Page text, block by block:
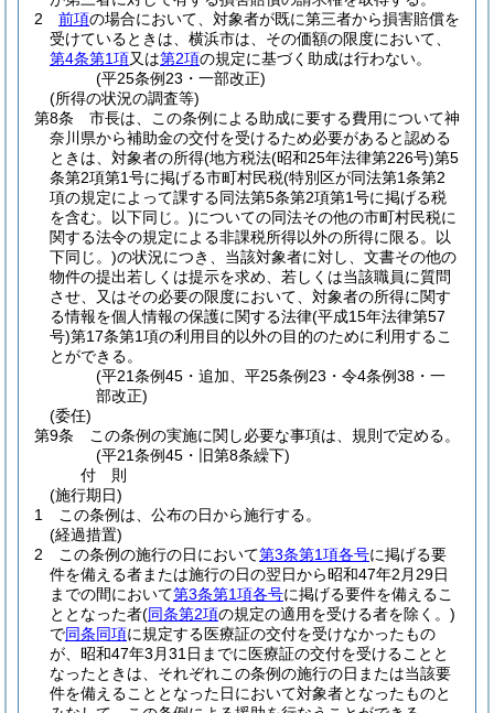
2
前項の場合において、対象者が既に第三者から損害賠償を
受けているときは、横浜市は、その価額の限度において、
第4条第1項又は第2項の規定に基づく助成は行わない。
(平25条例23・一部改正)
(所得の状況の調査等)
第8条
市長は、この条例による助成に要する費用について神
奈川県から補助金の交付を受けるため必要があると認める
ときは、対象者の所得(地方税法(昭和25年法律第226号)第5
条第2項第1号に掲げる市町村民税(特別区が同法第1条第2
項の規定によって課する同法第5条第2項第1号に掲げる税
を含む。以下同じ。)についての同法その他の市町村民税に
関する法令の規定による非課税所得以外の所得に限る。以
下同じ。)の状況につき、当該対象者に対し、文書その他の
物件の提出若しくは提示を求め、若しくは当該職員に質問
させ、又はその必要の限度において、対象者の所得に関す
る情報を個人情報の保護に関する法律(平成15年法律第57
号)第17条第1項の利用目的以外の目的のために利用するこ
とができる。
(平21条例45・追加、平25条例23・令4条例38・一
部改正)
(委任)
第9条
この条例の実施に関し必要な事項は、規則で定める。
(平21条例45・旧第8条繰下)
付 則
(施行期日)
1
この条例は、公布の日から施行する。
(経過措置)
2
この条例の施行の日において第3条第1項各号に掲げる要
件を備える者または施行の日の翌日から昭和47年2月29日
までの間において第3条第1項各号に掲げる要件を備えるこ
ととなった者(同条第2項の規定の適用を受ける者を除く。)
で同条同項に規定する医療証の交付を受けなかったもの
が、昭和47年3月31日までに医療証の交付を受けることと
なったときは、それぞれこの条例の施行の日または当該要
件を備えることとなった日において対象者となったものと